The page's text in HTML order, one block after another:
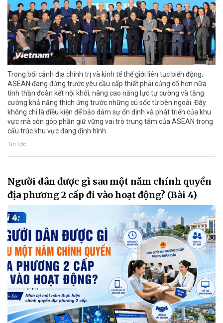
Trong bối cảnh địa chính trị và kinh tế thế giới liên tục biến động,
ASEAN đang đứng trước yêu cầu cấp thiết phải củng cố hơn nữa
tinh thần đoàn kết nội khối, nâng cao năng lực tự cường và tăng
cường khả năng thích ứng trước những cú sốc từ bên ngoài. Đây
không chỉ là điều kiện để bảo đảm sự ổn định và phát triển của khu
vực mà còn góp phần giữ vững vai trò trung tâm của ASEAN trong
cấu trúc khu vực đang định hình.
Tin tức
Người dân được gì sau một năm chính quyền
địa phương 2 cấp đi vào hoạt động? (Bài 4)